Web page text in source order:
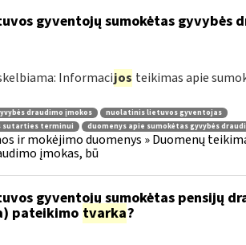
gyventojų sumokėtas gyvybės
Informacijos teikimas apie
draudimo įmokos
nuolatinis lietuvos gyventojas
sutarties terminui duomenys apie sumokėtas gyvybės
ir mokėjimo duomenys » Duomenų
įmokas, bū
gyventojų sumokėtas pensijų
pateikimo tvarka?